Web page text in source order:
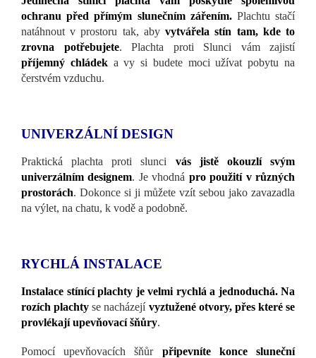
ochranu před přímým slunečním zářením.Plachtu stačí
natáhnout v prostoru tak, abyvytvářela stín tam, kde to
zrovna potřebujete. Plachta proti Slunci vám zajistí
příjemný chládek a vy si budete moci užívat pobytu na
čerstvém vzduchu.
UNIVERZÁLNÍ DESIGN
Praktická plachta proti slunci vás jistě okouzlí svým
univerzálním designem. Je vhodná pro použití v různých
prostorách. Dokonce si ji můžete vzít sebou jako zavazadla
na výlet, na chatu, k vodě a podobně.
RYCHLÁ INSTALACE
Instalace stínící plachty je velmi rychlá a jednoduchá. Na
rozích plachty se nacházejí vyztužené otvory, přes které se
provlékají upevňovací šňůry.
Pomocí upevňovacích šňůr připevníte konce sluneční